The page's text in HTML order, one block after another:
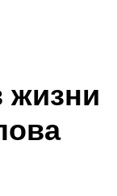
жизни